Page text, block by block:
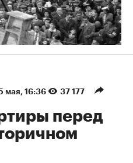
мая, 16:36 37 177
перед